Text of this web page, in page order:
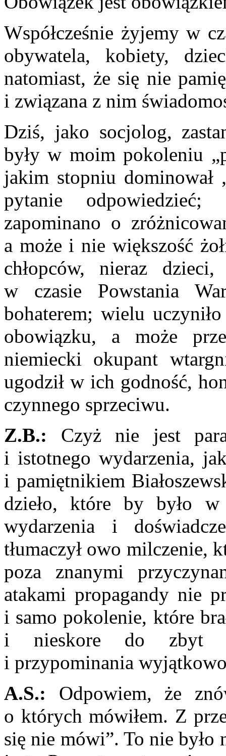
Współcześnie żyjemy w
obywatela, kobiety,
natomiast, że się nie
i związana z nim
Dziś, jako socjolog,
były w moim pokoleniu
jakim stopniu dominował
pytanie
zapominano o
a może i nie większość
chłopców, nieraz
w czasie Powstania
bohaterem; wielu
obowiązku, a może
niemiecki okupant
ugodził w ich godność,
czynnego sprzeciwu.
Z.B.: Czyż nie jest
i istotnego wydarzenia,
i pamiętnikiem
dzieło, które by było
wydarzenia i
tłumaczył owo milczenie,
poza znanymi
atakami propagandy nie
i samo pokolenie, które
i nieskore do zbyt
i przypominania
A.S.: Odpowiem, że
o których mówiłem. Z
się nie mówi”. To nie było